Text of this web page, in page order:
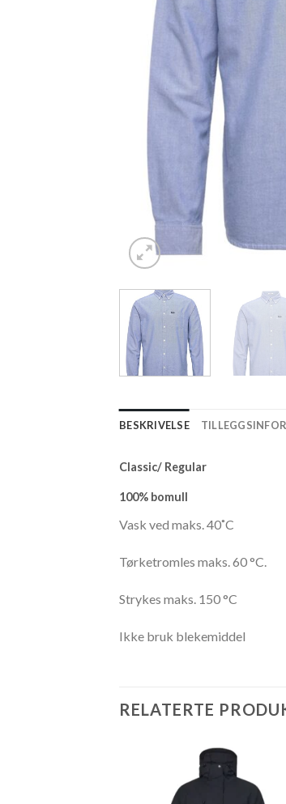
BESKRIVELSE
Classic/ Regular
100% bomull
Vask ved maks. 40˚C
Tørketromles maks. 60 °C.
Strykes maks. 150 °C
Ikke bruk blekemiddel
RELATERTE